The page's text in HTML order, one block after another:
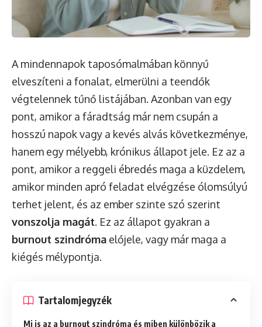
A mindennapok taposómalmában könnyű
elveszíteni a fonalat, elmerülni a teendők
végtelennek tűnő listájában. Azonban van egy
pont, amikor a fáradtság már nem csupán a
hosszú napok vagy a kevés alvás következménye,
hanem egy mélyebb, krónikus állapot jele. Ez az a
pont, amikor a reggeli ébredés maga a küzdelem,
amikor minden apró feladat elvégzése ólomsúlyú
terhet jelent, és az ember szinte szó szerint
vonszolja magát. Ez az állapot gyakran a
burnout szindróma előjele, vagy már maga a
kiégés mélypontja.
Tartalomjegyzék
Mi is az a burnout szindróma és miben különbözik a